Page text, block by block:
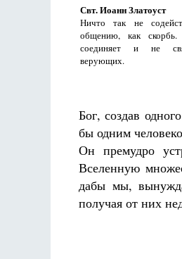
Свт. Иоанн Златоуст
Ничто так не
общению, как
соединяет и не
верующих.
Бог, создав
бы одним
Он премудро
Вселенную
дабы мы,
получая от них